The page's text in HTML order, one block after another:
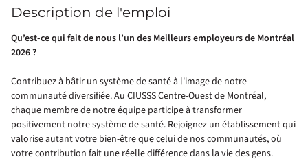
Description de l'emploi
Qu’est-ce qui fait de nous l’un des Meilleurs employeurs de Montréal
2026 ?
Contribuez à bâtir un système de santé à l'image de notre
communauté diversifiée. Au CIUSSS Centre-Ouest de Montréal,
chaque membre de notre équipe participe à transformer
positivement notre système de santé. Rejoignez un établissement qui
valorise autant votre bien-être que celui de nos communautés, où
votre contribution fait une réelle différence dans la vie des gens.